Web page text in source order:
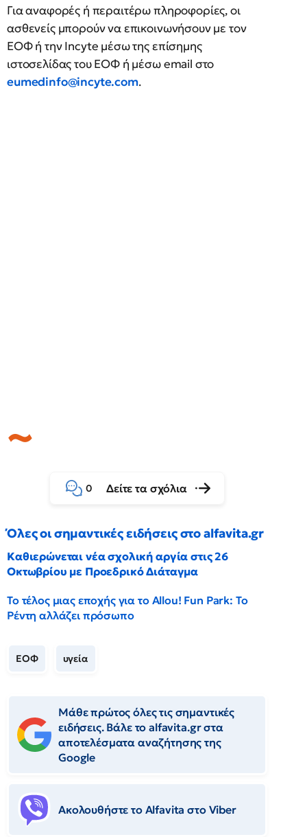
Για αναφορές ή περαιτέρω πληροφορίες, οι
ασθενείς μπορούν να επικοινωνήσουν με τον
ΕΟΦ ή την Incyte μέσω της επίσημης
ιστοσελίδας του ΕΟΦ ή μέσω email στο
eumedinfo@incyte.com.
0 Δείτε τα σχόλια
Όλες οι σημαντικές ειδήσεις στο alfavita.gr
Καθιερώνεται νέα σχολική αργία στις 26
Οκτωβρίου με Προεδρικό Διάταγμα
Το τέλος μιας εποχής για το Allou! Fun Park: Το
Ρέντη αλλάζει πρόσωπο
ΕΟΦ υγεία
Μάθε πρώτος όλες τις σημαντικές
ειδήσεις. Βάλε το alfavita.gr στα
αποτελέσματα αναζήτησης της
Google
Ακολουθήστε το Αlfavita στο Viber